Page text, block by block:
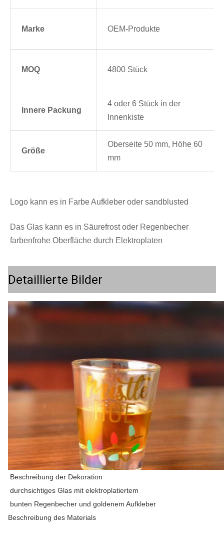
Marke OEM-Produkte
MOQ 4800 Stück
Innere Packung
4 oder 6 Stück in der
Innenkiste
Größe
Oberseite 50 mm, Höhe 60
mm
Logo kann es in Farbe Aufkleber oder sandblusted
Das Glas kann es in Säurefrost oder Regenbecher
farbenfrohe Oberfläche durch Elektroplaten
Detaillierte Bilder
Beschreibung der Dekoration
durchsichtiges Glas mit elektroplatiertem
bunten Regenbecher und goldenem Aufkleber
Beschreibung des Materials